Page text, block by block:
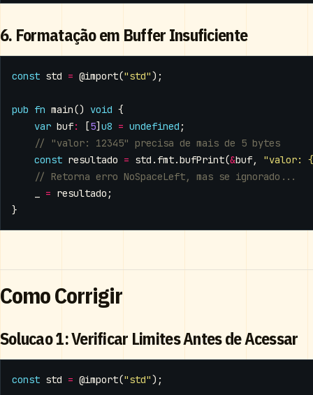
6. Formatação em Buffer Insuficiente
const std = @import("std");
pub fn main() void {
var buf: [5] u8 = undefined ;
const resultado = std . fmt.bufPrint(&buf,
"valor:
= resultado ;
}
Como Corrigir
Solucao 1: Verificar Limites Antes de Acessar
const std = @import("std");